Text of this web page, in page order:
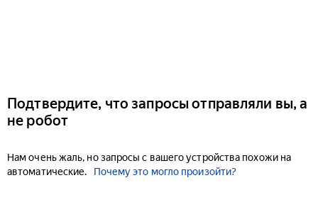
Подтвердите, что запросы отправляли вы, а
не робот
Нам очень жаль, но запросы с вашего устройства похожи на
автоматические.
Почему это могло произойти?